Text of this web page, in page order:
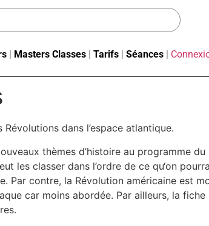
| Masters Classes| Tarifs | Séances |
dans l’espace atlantique.
thèmes d’histoire au programme
les classer dans l’ordre de ce qu‘on
Par contre, la Révolution américaine est
car moins abordée. Par ailleurs, la